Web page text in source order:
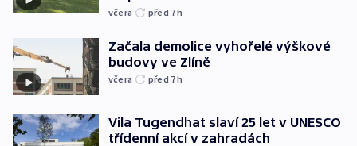
včera před 7h
Začala demolice vyhořelé výškové
budovy ve Zlíně
včera před 7h
Vila Tugendhat slaví 25 let v UNESCO
třídenní akcí v zahradách